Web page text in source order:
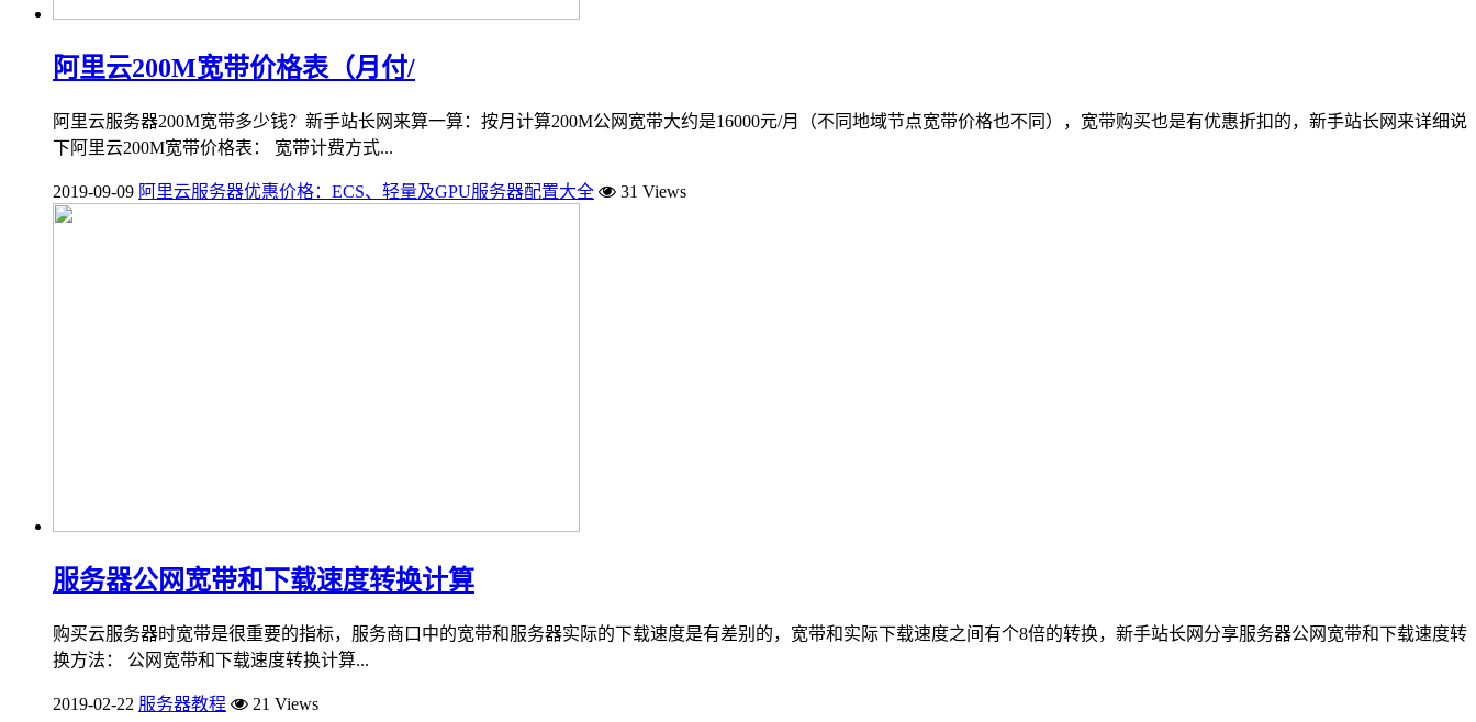
阿里云200M宽带价格表（月付/
阿里云服务器200M宽带多少钱？新手站长网来算一算：按月计算200M公网宽带大约是16000元/月（不同地域节点宽带价格也不同），宽带购买也是有优惠折扣的，新手站长网来详细说
下阿里云200M宽带价格表： 宽带计费方式...
2019-09-09 阿里云服务器优惠价格：ECS、轻量及GPU服务器配置大全 31 Views
服务器公网宽带和下载速度转换计算
购买云服务器时宽带是很重要的指标，服务商口中的宽带和服务器实际的下载速度是有差别的，宽带和实际下载速度之间有个8倍的转换，新手站长网分享服务器公网宽带和下载速度转
换方法： 公网宽带和下载速度转换计算...
2019-02-22 服务器教程 21 Views